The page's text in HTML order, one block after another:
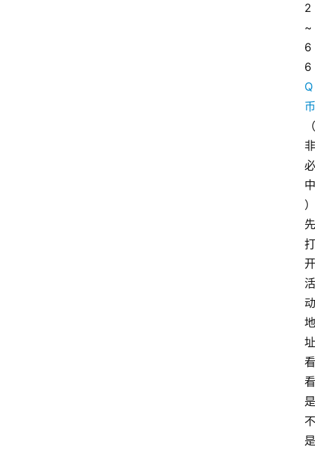
2
~
6
6
Q
币
（
非
必
中
）
先
打
开
活
动
地
址
看
看
是
不
是